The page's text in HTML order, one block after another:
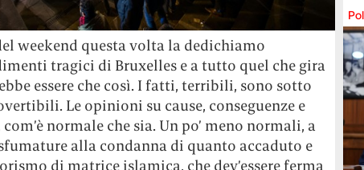
weekend questa volta la dedichiamo
tragici di Bruxelles e a tutto quel che gira
essere che così. I fatti, terribili, sono sotto
Le opinioni su cause, conseguenze e
normale che sia. Un po’ meno normali, a
alla condanna di quanto accaduto e
di matrice islamica, che dev’essere ferma